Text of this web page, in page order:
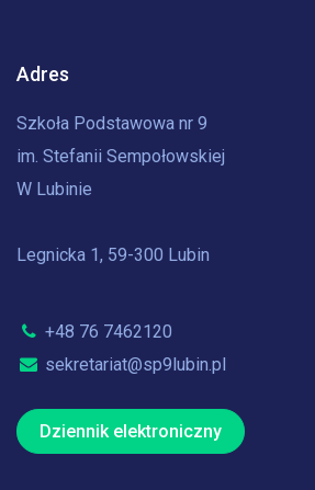
Adres
Szkoła Podstawowa nr 9
im. Stefanii Sempołowskiej
W Lubinie
Legnicka 1, 59-300 Lubin
+48 76 7462120
sekretariat@sp9lubin.pl
Dziennik elektroniczny